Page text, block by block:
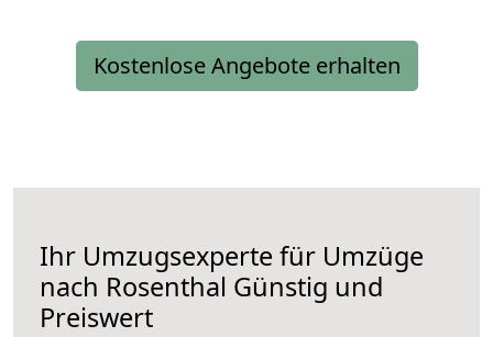
Kostenlose Angebote erhalten
Ihr Umzugsexperte für Umzüge
nach Rosenthal Günstig und
Preiswert